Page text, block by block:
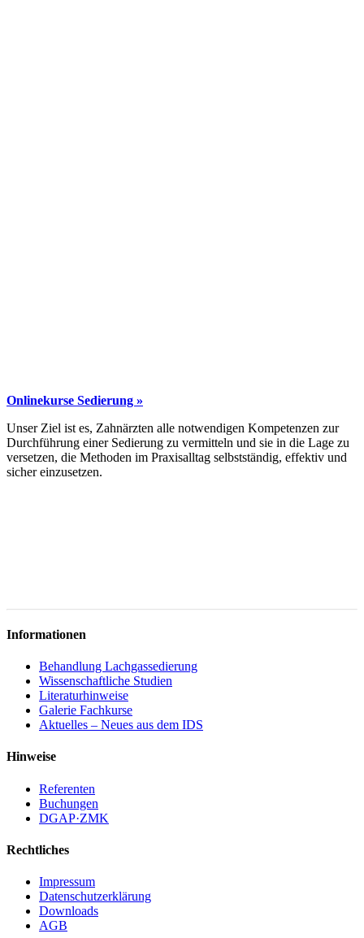
Onlinekurse Sedierung »
Unser Ziel ist es, Zahnärzten alle notwendigen Kompetenzen zur
Durchführung einer Sedierung zu vermitteln und sie in die Lage zu
versetzen, die Methoden im Praxisalltag selbstständig, effektiv und
sicher einzusetzen.
Informationen
Behandlung Lachgassedierung
Wissenschaftliche Studien
Literaturhinweise
Galerie Fachkurse
Aktuelles – Neues aus dem IDS
Hinweise
Referenten
Buchungen
DGAP·ZMK
Rechtliches
Impressum
Datenschutzerklärung
Downloads
AGB